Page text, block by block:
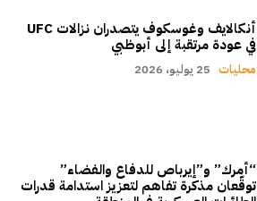
أنكالايف وغوسكوف يتصدران نزالات UFC
في عودة مرتقبة إلى أبوظبي
محليات 25 يوليو، 2026
“أمرك” و”إيرباص للدفاع والفضاء”
توقّعان مذكرة تفاهم لتعزيز استدامة قدرات